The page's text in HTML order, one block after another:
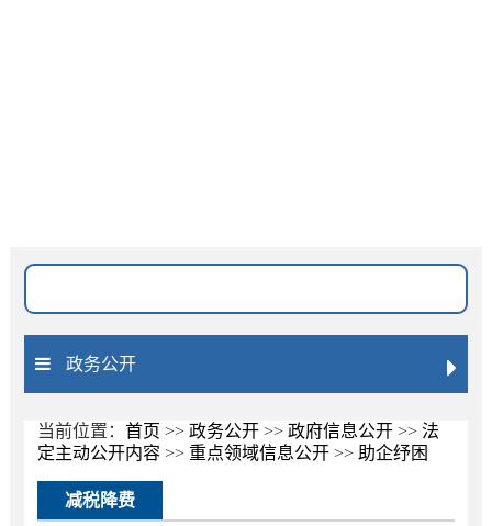
匹配度
精准 升序
政务公开
当前位置： 首页 >> 政务公开>> 政府信息公开>> 法
定主动公开内容>> 重点领域信息公开>> 助企纾困
减税降费